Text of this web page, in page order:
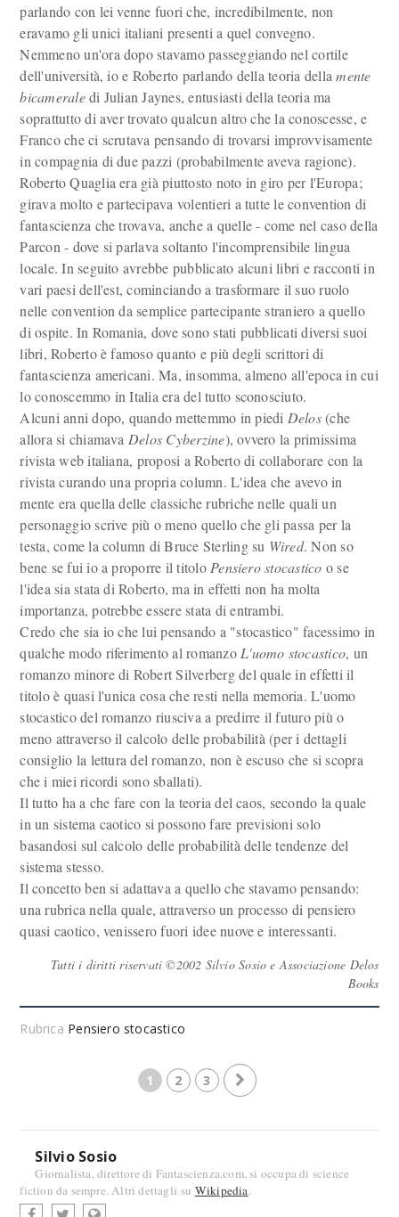
parlando con lei venne fuori che, incredibilmente, non
eravamo gli unici italiani presenti a quel convegno.
Nemmeno un'ora dopo stavamo passeggiando nel cortile
dell'università, io e Roberto parlando della teoria dellamente
bicameraledi Julian Jaynes, entusiasti della teoria ma
soprattutto di aver trovato qualcun altro che la conoscesse, e
Franco che ci scrutava pensando di trovarsi improvvisamente
in compagnia di due pazzi (probabilmente aveva ragione).
Roberto Quaglia era già piuttosto noto in giro per l'Europa;
girava molto e partecipava volentieri a tutte le convention di
fantascienza che trovava, anche a quelle - come nel caso della
Parcon - dove si parlava soltanto l'incomprensibile lingua
locale. In seguito avrebbe pubblicato alcuni libri e racconti in
vari paesi dell'est, cominciando a trasformare il suo ruolo
nelle convention da semplice partecipante straniero a quello
di ospite. In Romania, dove sono stati pubblicati diversi suoi
libri, Roberto è famoso quanto e più degli scrittori di
fantascienza americani. Ma, insomma, almeno all'epoca in cui
lo conoscemmo in Italia era del tutto sconosciuto.
Alcuni anni dopo, quando mettemmo in piedi Delos(che
allora si chiamava Delos Cyberzine), ovvero la primissima
rivista web italiana, proposi a Roberto di collaborare con la
rivista curando una propria column. L'idea che avevo in
mente era quella delle classiche rubriche nelle quali un
personaggio scrive più o meno quello che gli passa per la
testa, come la column di Bruce Sterling su Wired. Non so
bene se fui io a proporre il titolo Pensiero stocastico o se
l'idea sia stata di Roberto, ma in effetti non ha molta
importanza, potrebbe essere stata di entrambi.
Credo che sia io che lui pensando a "stocastico" facessimo in
qualche modo riferimento al romanzo L'uomo stocastico, un
romanzo minore di Robert Silverberg del quale in effetti il
titolo è quasi l'unica cosa che resti nella memoria. L'uomo
stocastico del romanzo riusciva a predirre il futuro più o
meno attraverso il calcolo delle probabilità (per i dettagli
consiglio la lettura del romanzo, non è escuso che si scopra
che i miei ricordi sono sballati).
Il tutto ha a che fare con la teoria del caos, secondo la quale
in un sistema caotico si possono fare previsioni solo
basandosi sul calcolo delle probabilità delle tendenze del
sistema stesso.
Il concetto ben si adattava a quello che stavamo pensando:
una rubrica nella quale, attraverso un processo di pensiero
quasi caotico, venissero fuori idee nuove e interessanti.
Tutti i diritti riservati ©2002 Silvio Sosio e Associazione Delos
Books
Rubrica Pensiero stocastico
1 2 3
Silvio Sosio
Giornalista, direttore di Fantascienza.com, si occupa di science
fiction da sempre. Altri dettagli su Wikipedia.